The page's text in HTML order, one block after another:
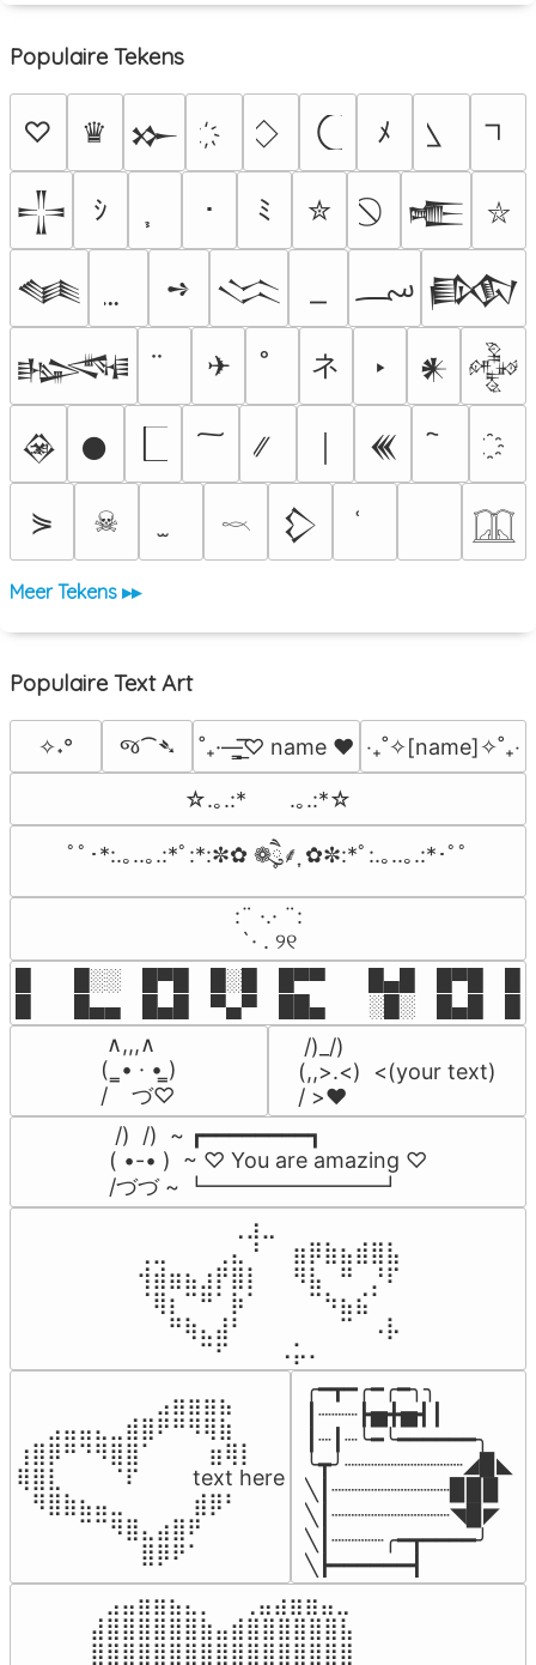
Populaire Tekens
♡ ♛ 𒁍 ﾒ
𒋲 ｼ ･ ﾐ ✮ 𒍫 ⛥
𒈝 ➺ 𒈱 ؄ 𒁃
𒈙 ✈ ネ ‣ 𒀭 𒅒
𒊲 𒊹 𒌍
⋟ ☠ 𓎖 𒁷 𓉳
Meer Tekens ▸▸
Populaire Text Art
✧˖° જ⁀➴ ˚₊·—̳͟͞͞♡ name ♥️ ‎‧₊˚✧[name]✧˚₊‧
☆.｡.:*　　.｡.:*☆
ﾟﾟ･*:.｡..｡.:*ﾟ:*:✼✿ ❁ཻུ۪۪⸙͎ ✿✼:*ﾟ:.｡..｡.:*･ﾟﾟ
⠀:¨ ·.· ¨:⠀
⠀ `· . ୨୧⠀
█  █░░ █▀█ █░█ █▀▀  █▄█ █▀█
█  █▄▄ █▄█ ▀▄▀ ██▄  ░█░ █▄█
∧,,,∧
(  ̳• · • ̳)
/    づ♡
/)_/)
(,,>.<)  <(your text)
/ >❤️
/)  /)  ~ ┏━━━━━━━━┓
( •-• )  ~ ♡ You are amazing ♡
/づづ ~ ┗━━━━━━━━┛
⠀⠀⠀⠀⠀⠀⢀⣰⣀⠀⠀⠀⠀⠀⠀⠀⠀
⢀⣀⠀⠀⠀⢀⣄⠘⠀⠀⣶⡿⣷⣦⣾⣿⣧
⢺⣾⣶⣦⣰⡟⣿⡇⠀⠀⠻⣧⠀⠛⠀⡘⠏
⠈⢿⡆⠉⠛⠁⡷⠁⠀⠀⠀⠉⠳⣦⣮⠁⠀
⠀⠀⠛⢷⣄⣼⠃⠀⠀⠀⠀⠀⠀⠉⠀⠠⡧
⠀⠀⠀⠀⠉⠋⠀⠀⠀⠠⡥⠄⠀⠀⠀⠀⠀
⠀⠀⠀⠀⠀⠀⠀⠀⠀⣠⣶⣶⣶⣦⠀⠀
⠀⠀⣠⣤⣤⣄⣀⣾⣿⠟⠛⠻⢿⣷⠀
⢰⣿⡿⠛⠙⠻⣿⣿⠁⠀⠀ ⠀⣶⢿⡇
⢿⣿⣇⠀⠀⠀⠈⠏⠀⠀⠀ text here
⠀⠻⣿⣷⣦⣤⣀⠀⠀⠀ ⠀⣾⡿⠃⠀
⠀⠀⠀⠀⠉⠉⠻⣿⣄⣴⣿⠟⠀⠀⠀
⠀⠀⠀⠀⠀⠀⠀⠀⣿⡿⠟⠁⠀⠀⠀
╭━┳━╭━╭━╮╮
┃┈┈┈┣▅╋▅┫┃
┃┈┃┈╰━╰━━━━━━╮
╰┳╯┈┈┈┈┈┈┈┈┈◢▉◣
╲┃┈┈┈┈┈┈┈┈┈▉▉▉
╲┃┈┈┈┈┈┈┈┈┈◥▉◤
╲┃┈┈┈┈╭━┳━━━━╯
╲┣━━━━━━┫﻿
⠀⣠⣤⣶⣶⣦⣄⡀  ⠀⢀⣤⣴⣶⣶⣤⣀⠀
⣼⣿⣿⣿⣿⣿⣿⣷⣤⣾⣿⣿⣿⣿⣿⣿⣧
⣿⣿⣿⣿⣿⣿⣿⣿⣿⣿⣿⣿⣿⣿⣿⣿⣿